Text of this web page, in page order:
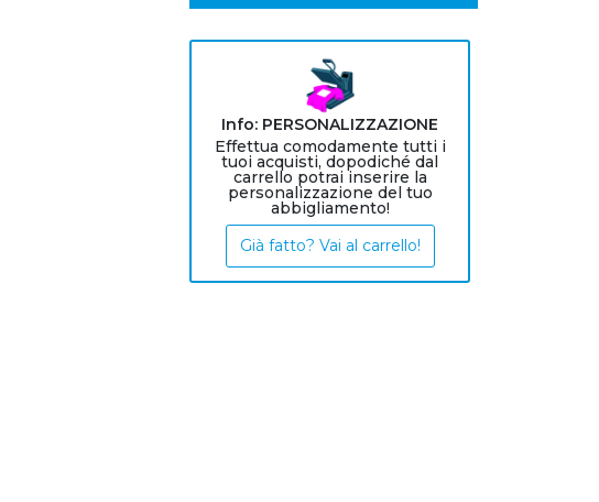
Info: PERSONALIZZAZIONE
Effettua comodamente tutti i
tuoi acquisti, dopodiché dal
carrello potrai inserire la
personalizzazione del tuo
abbigliamento!
Già fatto? Vai al carrello!